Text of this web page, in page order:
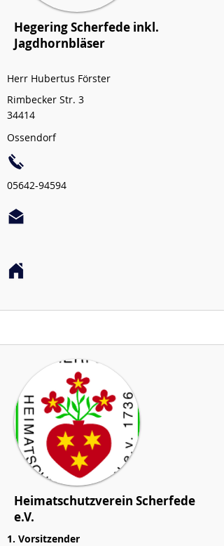
Hegering Scherfede inkl.
Jagdhornbläser
Herr Hubertus Förster
Rimbecker Str. 3
34414
Ossendorf
05642-94594
Heimatschutzverein Scherfede
e.V.
1. Vorsitzender